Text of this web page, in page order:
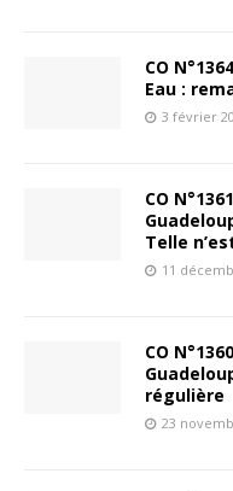
CO
Eau :
3 février
CO
Telle
11
CO
régulière
23